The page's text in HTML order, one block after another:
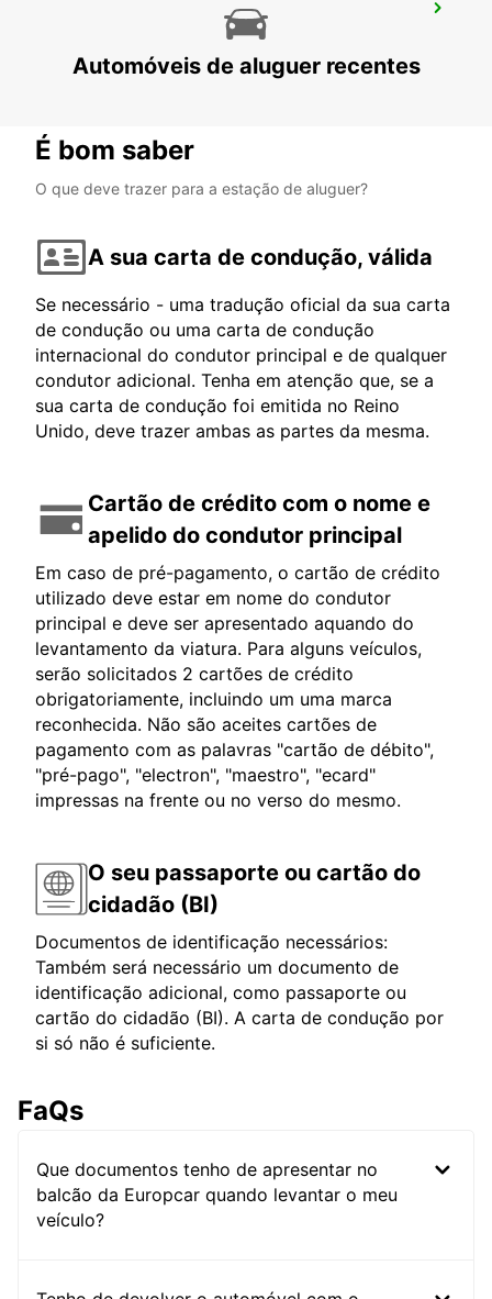
MUNIQUE HAIDHAUSEN
Automóveis de aluguer recentes
É bom saber
O que deve trazer para a estação de aluguer?
A sua carta de condução, válida
Se necessário - uma tradução oficial da sua carta
de condução ou uma carta de condução
internacional do condutor principal e de qualquer
condutor adicional. Tenha em atenção que, se a
sua carta de condução foi emitida no Reino
Unido, deve trazer ambas as partes da mesma.
Cartão de crédito com o nome e
apelido do condutor principal
Em caso de pré-pagamento, o cartão de crédito
utilizado deve estar em nome do condutor
principal e deve ser apresentado aquando do
levantamento da viatura. Para alguns veículos,
serão solicitados 2 cartões de crédito
obrigatoriamente, incluindo um uma marca
reconhecida. Não são aceites cartões de
pagamento com as palavras "cartão de débito",
"pré-pago", "electron", "maestro", "ecard"
impressas na frente ou no verso do mesmo.
O seu passaporte ou cartão do
cidadão (BI)
Documentos de identificação necessários:
Também será necessário um documento de
identificação adicional, como passaporte ou
cartão do cidadão (BI). A carta de condução por
si só não é suficiente.
FaQs
Que documentos tenho de apresentar no
balcão da Europcar quando levantar o meu
veículo?